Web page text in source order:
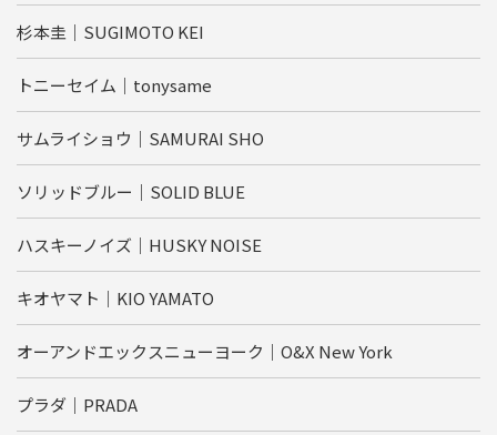
杉本圭｜SUGIMOTO KEI
トニーセイム｜tonysame
サムライショウ｜SAMURAI SHO
ソリッドブルー｜SOLID BLUE
ハスキーノイズ｜HUSKY NOISE
キオヤマト｜KIO YAMATO
オーアンドエックスニューヨーク｜O&X New York
プラダ｜PRADA